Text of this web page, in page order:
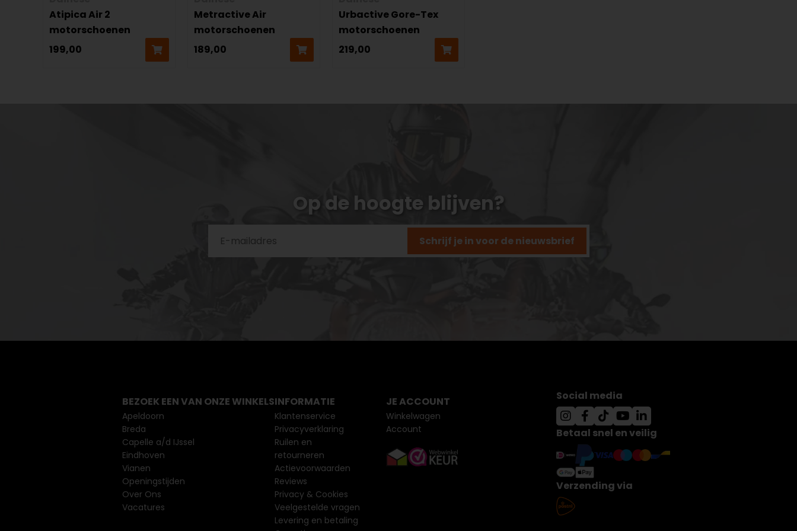
Atipica Air 2
motorschoenen
199,00
Metractive Air
motorschoenen
189,00
Urbactive Gore-Tex
motorschoenen
219,00
Op de hoogte blijven?
Schrijf je in voor de nieuwsbrief
BEZOEK EEN VAN ONZE WINKELS
Apeldoorn
Breda
Capelle a/d IJssel
Eindhoven
Vianen
Openingstijden
Over Ons
Vacatures
INFORMATIE
Klantenservice
Privacyverklaring
Ruilen en
retourneren
Actievoorwaarden
Reviews
Privacy & Cookies
Veelgestelde vragen
Levering en betaling
JE ACCOUNT
Winkelwagen
Account
Social media
Betaal snel en veilig
Verzending via